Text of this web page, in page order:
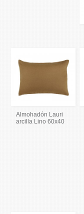
Almohadón Lauri
arcilla Lino 60x40